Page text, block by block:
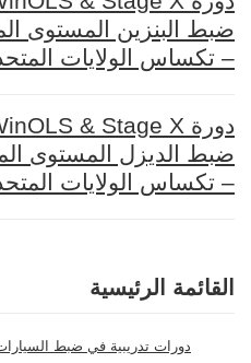
ضبط البنزين المستوى
– تكساس الولايات
ضبط الديزل المستوى
– تكساس الولايات
القائمة الرئيسية
دورات تدريبية في ضبط